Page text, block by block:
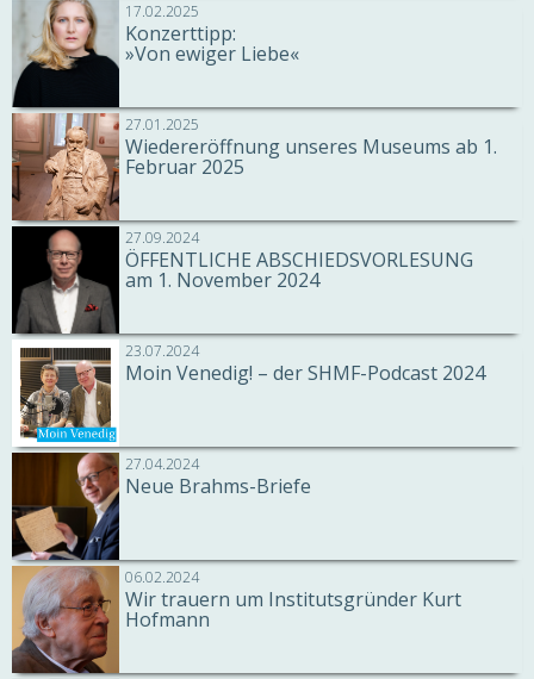
17.02.2025
Konzerttipp:
»Von ewiger Liebe«
27.01.2025
​Wiedereröffnung unseres Museums ab 1.
Februar 2025
27.09.2024
ÖFFENTLICHE ABSCHIEDSVORLESUNG
am 1. November 2024
23.07.2024
Moin Venedig! – der SHMF-Podcast 2024
27.04.2024
Neue Brahms-Briefe
06.02.2024
Wir trauern um Institutsgründer Kurt
Hofmann